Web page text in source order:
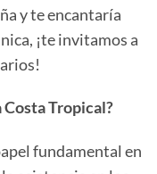
y te encantaría
¡te invitamos a
Tropical?
fundamental en